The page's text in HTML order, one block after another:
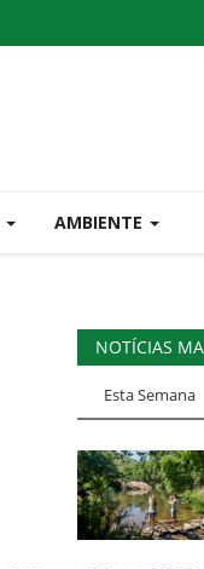
AMBIENTE
NOTÍCIAS
Esta Semana